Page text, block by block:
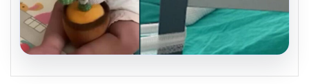
05.08.2026